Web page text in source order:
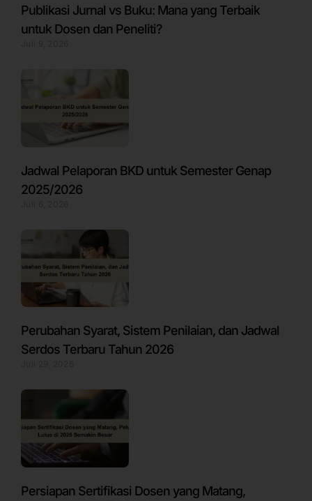
Publikasi Jurnal vs Buku: Mana yang Terbaik
untuk Dosen dan Peneliti?
Jadwal Pelaporan BKD untuk Semester Genap
2025/2026
Perubahan Syarat, Sistem Penilaian, dan Jadwal
Serdos Terbaru Tahun 2026
Persiapan Sertifikasi Dosen yang Matang,